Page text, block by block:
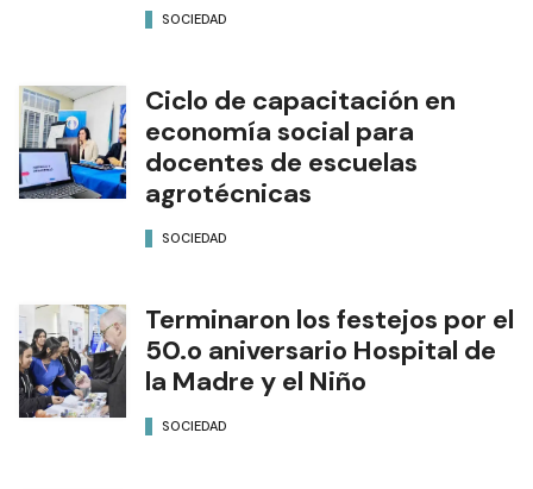
SOCIEDAD
Ciclo de capacitación en
economía social para
docentes de escuelas
agrotécnicas
SOCIEDAD
Terminaron los festejos por el
50.o aniversario Hospital de
la Madre y el Niño
SOCIEDAD